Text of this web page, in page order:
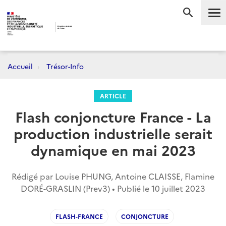
Accueil Trésor-Info
ARTICLE
Flash conjoncture France - La
production industrielle serait
dynamique en mai 2023
Rédigé par Louise PHUNG, Antoine CLAISSE, Flamine
DORÉ-GRASLIN (Prev3) • Publié le10 juillet 2023
FLASH-FRANCE CONJONCTURE